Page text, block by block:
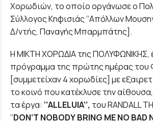
Χορωδιών, το οποίο οργάνωσε ο
Σύλλογος Κηφισιάς ‘’Απόλλων
Δ/ντής, Παναγής Μπαρμπάτης].
Η ΜΙΚΤΗ ΧΟΡΩΔΙΑ της ΠΟΛΥΦΩΝΙΚΗΣ,
πρόγραμμα της πρώτης ημέρας του
[συμμετείχαν 4 χορωδίες] με
το κοινό που κατέκλυσε την
τα έργα: ‘’ALLELUIA’’, του RANDALL
‘’DON’T NOBODYBRING MENO BAD